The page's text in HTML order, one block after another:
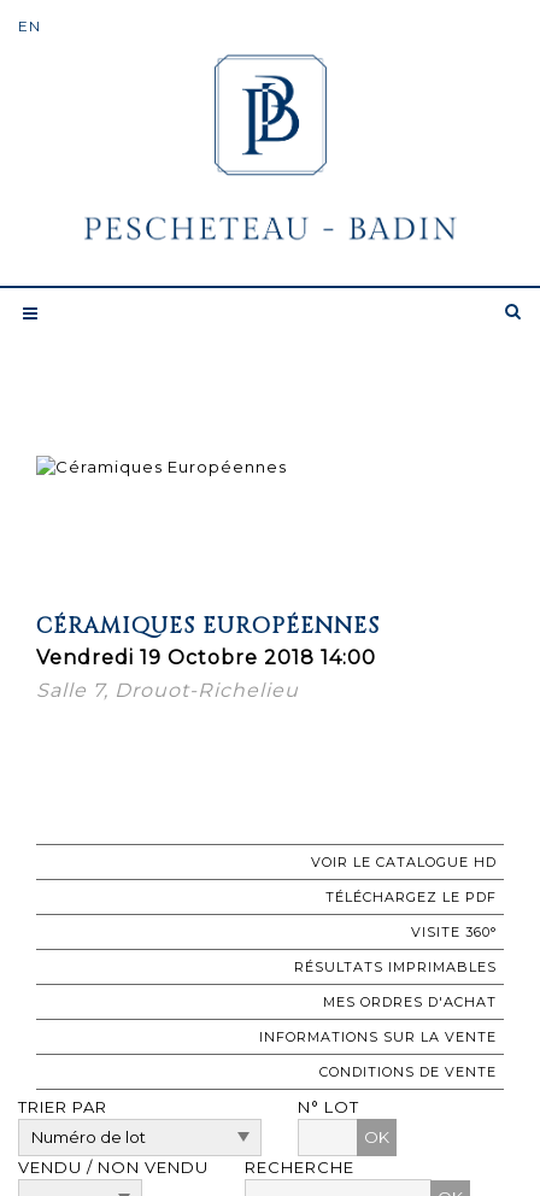
CÉRAMIQUES EUROPÉENNES
Vendredi 19 Octobre 2018 14:00
Salle 7, Drouot-Richelieu
VOIR LE CATALOGUE HD
TÉLÉCHARGEZ LE PDF
VISITE 360°
RÉSULTATS IMPRIMABLES
MES ORDRES D'ACHAT
INFORMATIONS SUR LA VENTE
CONDITIONS DE VENTE
TRIER PAR
N° LOT
OK
VENDU / NON VENDU
RECHERCHE